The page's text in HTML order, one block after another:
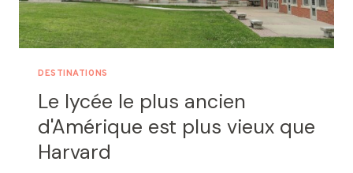
DESTINATIONS
Le lycée le plus ancien
d'Amérique est plus vieux que
Harvard